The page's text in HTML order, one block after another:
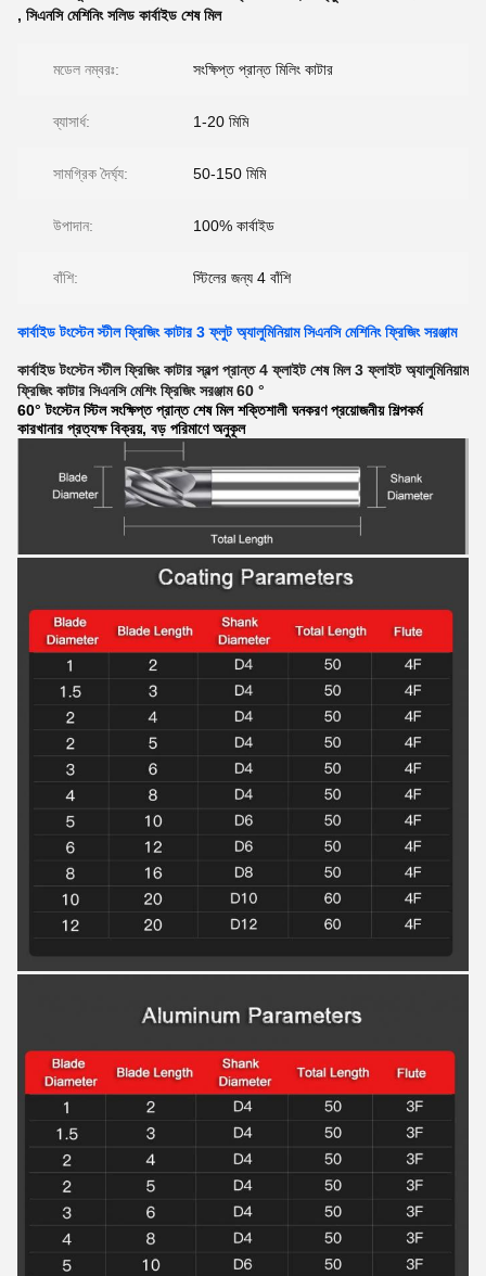
, সিএনসি মেশিনিং সলিড কার্বাইড শেষ মিল
মডেল নম্বরঃ: সংক্ষিপ্ত প্রান্ত মিলিং কাটার
ব্যাসার্ধ: 1-20 মিমি
সামগ্রিক দৈর্ঘ্য: 50-150 মিমি
উপাদান: 100% কার্বাইড
বাঁশি: স্টিলের জন্য 4 বাঁশি
কার্বাইড টংস্টেন স্টীল ফ্রিজিং কাটার 3 ফ্লুট অ্যালুমিনিয়াম সিএনসি মেশিনিং ফ্রিজিং সরঞ্জাম
কার্বাইড টংস্টেন স্টীল ফ্রিজিং কাটার স্বল্প প্রান্ত 4 ফ্লাইট শেষ মিল 3 ফ্লাইট অ্যালুমিনিয়াম
ফ্রিজিং কাটার সিএনসি মেশিং ফ্রিজিং সরঞ্জাম 60 °
60° টংস্টেন স্টিল সংক্ষিপ্ত প্রান্ত শেষ মিল শক্তিশালী ঘনকরণ প্রয়োজনীয় শিল্পকর্ম
কারখানার প্রত্যক্ষ বিক্রয়, বড় পরিমাণে অনুকূল